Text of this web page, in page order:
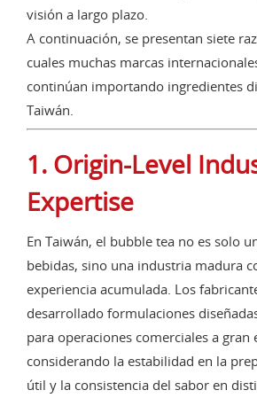
visión a largo plazo.
A continuación, se presentan siete
cuales muchas marcas
continúan importando ingredientes
Taiwán.
1. Origin-Level
Expertise
En Taiwán, el bubble tea no es solo
bebidas, sino una industria madura
experiencia acumulada. Los
desarrollado formulaciones
para operaciones comerciales a gran
considerando la estabilidad en la
útil y la consistencia del sabor en